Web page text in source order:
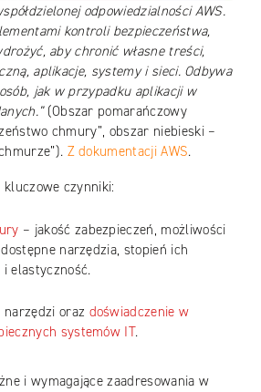
odpowiedzialności AWS.
kontroli bezpieczeństwa,
aby chronić własne treści,
aplikacje, systemy i sieci. Odbywa
jak w przypadku aplikacji w
(Obszar pomarańczowy
chmury”, obszar niebieski –
Z dokumentacji AWS.
czynniki:
– jakość zabezpieczeń, możliwości
narzędzia, stopień ich
i elastyczność.
oraz doświadczenie w
systemów IT.
i wymagające zaadresowania w